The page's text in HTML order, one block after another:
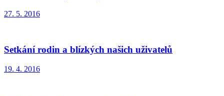
27. 5. 2016
Setkání rodin a blízkých našich uživatelů
19. 4. 2016